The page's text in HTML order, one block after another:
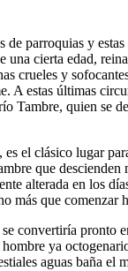
parroquias y
cierta edad,
crueles y
estas últimas
Tambre, quien se
el clásico lugar
que
alterada en los
más que
convertiría
ya
aguas baña el